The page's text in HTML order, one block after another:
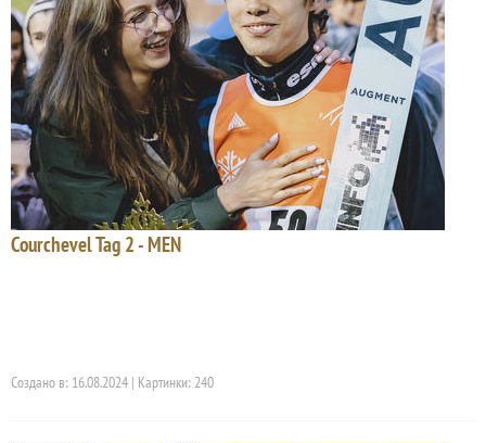
Courchevel Tag 2 - MEN
Создано в: 16.08.2024 | Картинки: 240